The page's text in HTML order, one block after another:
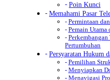
Poin Kunci
Memahami Pasar
Permintaan
Pemain Utama
Pertumbuhan
Persyaratan Hukum
Pemilihan
Menyiapkan
Menavigasi